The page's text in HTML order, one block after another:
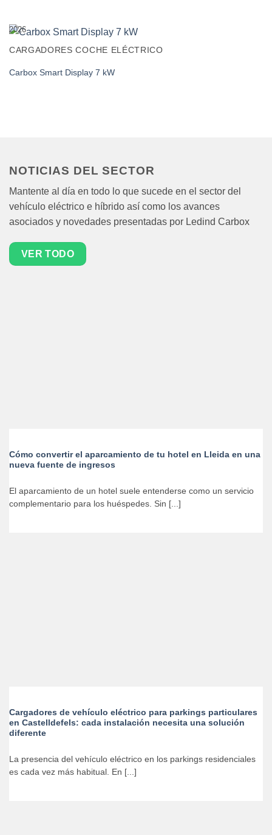
2026
CARGADORES COCHE ELÉCTRICO
Carbox Smart Display 7 kW
NOTICIAS DEL SECTOR
Mantente al día en todo lo que sucede en el sector del
vehículo eléctrico e híbrido así como los avances
asociados y novedades presentadas por Ledind Carbox
VER TODO
Cómo convertir el aparcamiento de tu hotel en Lleida en una
nueva fuente de ingresos
El aparcamiento de un hotel suele entenderse como un servicio
complementario para los huéspedes. Sin [...]
Cargadores de vehículo eléctrico para parkings particulares
en Castelldefels: cada instalación necesita una solución
diferente
La presencia del vehículo eléctrico en los parkings residenciales
es cada vez más habitual. En [...]